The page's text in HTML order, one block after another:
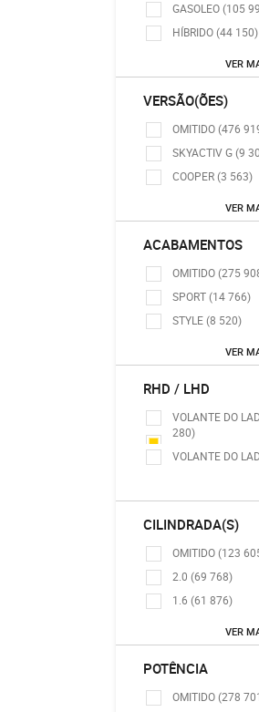
GASOLEO (105
HÍBRIDO (44 150)
VER
VERSÃO(ÕES)
OMITIDO (476
SKYACTIV G (9
COOPER (3 563)
VER
ACABAMENTOS
OMITIDO (275
SPORT (14 766)
STYLE (8 520)
VER
RHD / LHD
VOLANTE DO
280)
VOLANTE DO
CILINDRADA(S)
OMITIDO (123
2.0 (69 768)
1.6 (61 876)
VER
POTÊNCIA
OMITIDO (278